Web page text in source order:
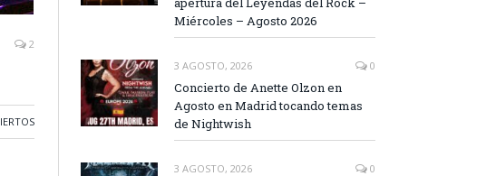
2
Miércoles – Agosto 2026
3 AGOSTO, 2026 0
Concierto de Anette Olzon en
Agosto en Madrid tocando temas
de Nightwish
3 AGOSTO, 2026 0